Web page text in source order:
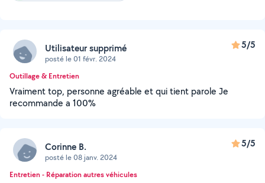
Utilisateur supprimé
posté le 01 févr. 2024
5/5
Outillage & Entretien
Vraiment top, personne agréable et qui tient parole Je
recommande a 100%
Corinne B.
posté le 08 janv. 2024
5/5
Entretien - Réparation autres véhicules